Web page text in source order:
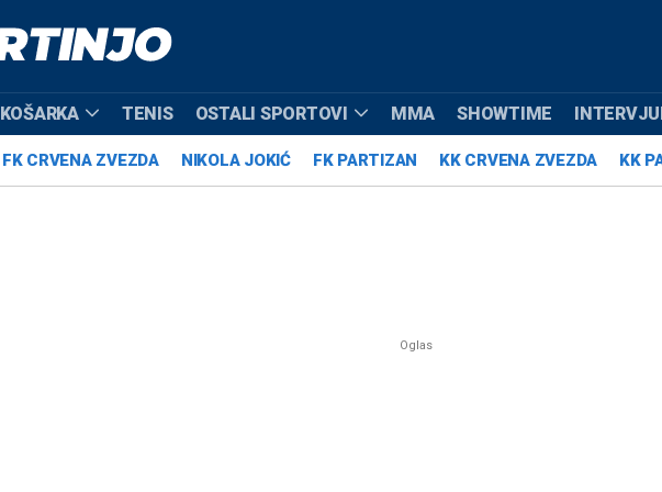
KOŠARKA TENIS OSTALI SPORTOVI MMA SHOWTIME
FK CRVENA ZVEZDA NIKOLA JOKIĆ FK PARTIZAN KK CRVENA ZVEZDA KK